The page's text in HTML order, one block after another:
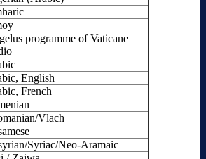
programme of Vaticane
English
French
Vlach
Syriac/Neo-Aramaic